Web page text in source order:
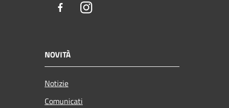
FacebookInstagram
NOVITÀ
Notizie
Comunicati